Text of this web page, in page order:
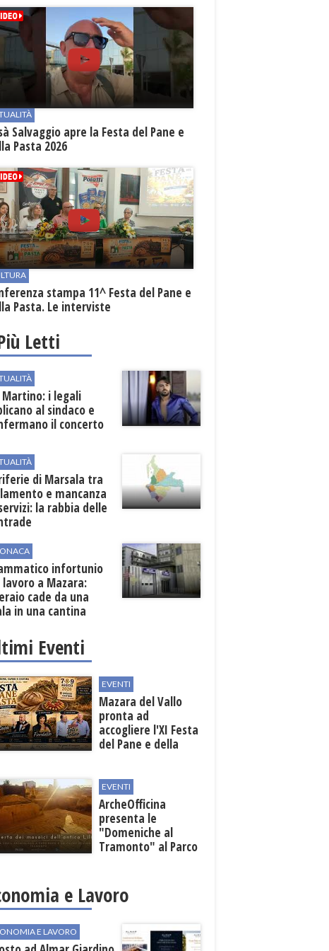
Salvaggio apre la Festa del Pane e
Pasta 2026
stampa 11^ Festa del Pane e
Pasta. Le interviste
Letti
Martino: i legali
al sindaco e
il concerto
di Marsala tra
e mancanza
la rabbia delle
infortunio
lavoro a Mazara:
cade da una
in una cantina
Eventi
EVENTI
Mazara del Vallo
pronta ad
accogliere l'XI Festa
del Pane e della
EVENTI
ArcheOfficina
presenta le
"Domeniche al
Tramonto" al Parco
e Lavoro
E LAVORO